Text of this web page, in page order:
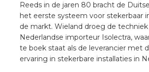
Reeds in de jaren 80 bracht de
het eerste systeem voor stekerbaar
de markt. Wieland droeg de techniek
Nederlandse importeur Isolectra,
te boek staat als de leverancier met
ervaring in stekerbare installaties in
installeren
installeren in beton